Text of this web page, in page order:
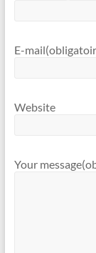
E-mail
Website
Your message